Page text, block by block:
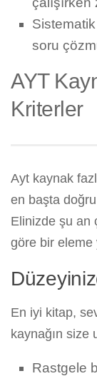
soru
AYT
Kriterler
Ayt kaynak
en başta
Elinizde şu an
göre bir eleme
En iyi kitap,
kaynağın size
Rastgele